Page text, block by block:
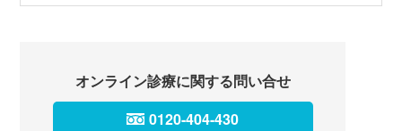
オンライン診療に関する問い合せ
0120-404-430